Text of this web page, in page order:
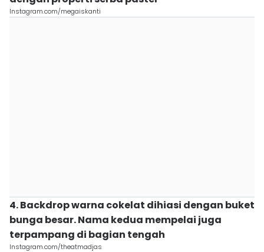
Instagram.com/megaiskanti
4. Backdrop warna cokelat dihiasi dengan buket
bunga besar. Nama kedua mempelai juga
terpampang di bagian tengah
Instagram.com/theatmadjas